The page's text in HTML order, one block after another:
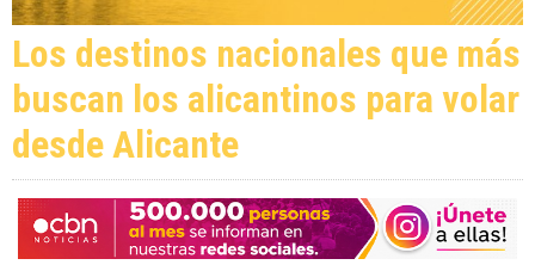
Los destinos nacionales que más
buscan los alicantinos para volar
desde Alicante